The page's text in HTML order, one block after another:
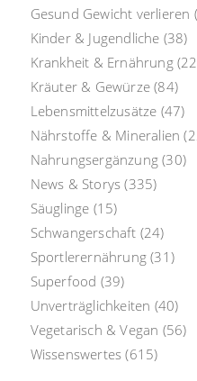
Gesund Gewicht verlieren
Kinder & Jugendliche (38)
Krankheit & Ernährung
Kräuter & Gewürze (84)
Lebensmittelzusätze (47)
Nährstoffe & Mineralien
Nahrungsergänzung (30)
News & Storys (335)
Säuglinge (15)
Schwangerschaft (24)
Sportlerernährung (31)
Superfood (39)
Unverträglichkeiten (40)
Vegetarisch & Vegan (56)
Wissenswertes (615)